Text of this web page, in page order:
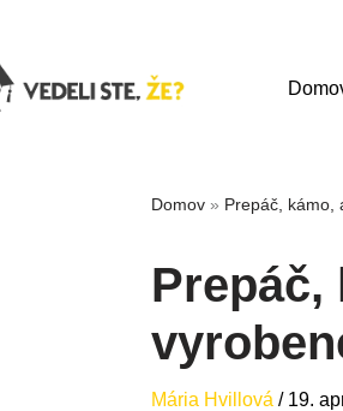
Domov » Prepáč, kámo,
Prepáč,
Mária Hvillová / 19.